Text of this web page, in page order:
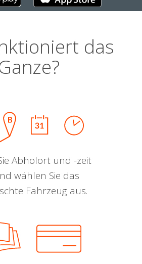
das
Abholort und -zeit
wählen Sie das
Fahrzeug aus.